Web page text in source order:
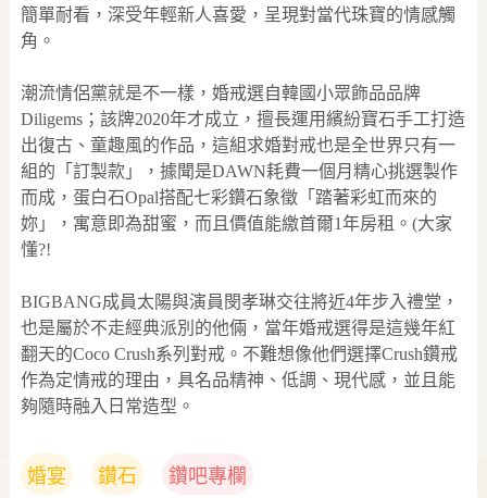
簡單耐看，深受年輕新人喜愛，呈現對當代珠寶的情感觸
角。
潮流情侶黨就是不一樣，婚戒選自韓國小眾飾品品牌
Diligems；該牌2020年才成立，擅長運用繽紛寶石手工打造
出復古、童趣風的作品，這組求婚對戒也是全世界只有一
組的「訂製款」，據聞是DAWN耗費一個月精心挑選製作
而成，蛋白石Opal搭配七彩鑽石象徵「踏著彩虹而來的
妳」，寓意即為甜蜜，而且價值能繳首爾1年房租。(大家
懂?!
BIGBANG成員太陽與演員閔孝琳交往將近4年步入禮堂，
也是屬於不走經典派別的他倆，當年婚戒選得是這幾年紅
翻天的Coco Crush系列對戒。不難想像他們選擇Crush鑽戒
作為定情戒的理由，具名品精神、低調、現代感，並且能
夠隨時融入日常造型。
婚宴 鑽石 鑽吧專欄